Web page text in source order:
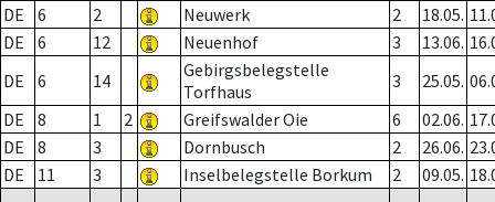
DE
6 2 Neuwerk 2 18.05.
DE
6 12 Neuenhof 3 13.06.
DE
6 14
Gebirgsbelegstelle
Torfhaus
3 25.05.
DE
8 1 2 Greifswalder Oie 6 02.06.
DE
8 3 Dornbusch 2 26.06.
DE
11 3 Inselbelegstelle Borkum 2 09.05.